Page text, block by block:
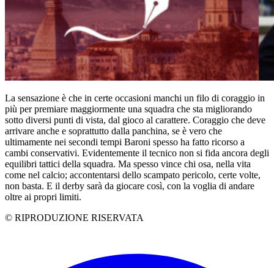
La sensazione è che in certe occasioni manchi un filo di coraggio in
più per premiare maggiormente una squadra che sta migliorando
sotto diversi punti di vista, dal gioco al carattere. Coraggio che deve
arrivare anche e soprattutto dalla panchina, se è vero che
ultimamente nei secondi tempi Baroni spesso ha fatto ricorso a
cambi conservativi. Evidentemente il tecnico non si fida ancora degli
equilibri tattici della squadra. Ma spesso vince chi osa, nella vita
come nel calcio; accontentarsi dello scampato pericolo, certe volte,
non basta. E il derby sarà da giocare così, con la voglia di andare
oltre ai propri limiti.
© RIPRODUZIONE RISERVATA